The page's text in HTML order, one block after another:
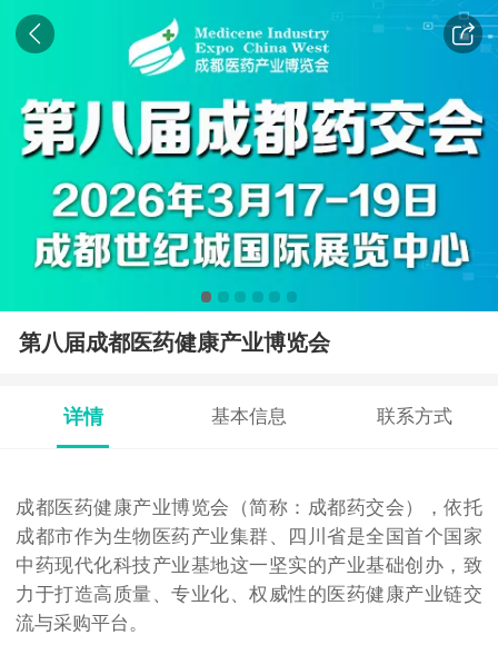
第八届成都医药健康产业博览会
详情 基本信息 联系方式
成都医药健康产业博览会（简称：成都药交会），依托
成都市作为生物医药产业集群、四川省是全国首个国家
中药现代化科技产业基地这一坚实的产业基础创办，致
力于打造高质量、专业化、权威性的医药健康产业链交
流与采购平台。